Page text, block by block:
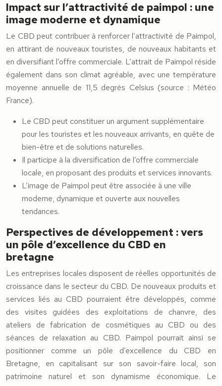
Impact sur l’attractivité de paimpol : une
image moderne et dynamique
Le CBD peut contribuer à renforcer l’attractivité de Paimpol,
en attirant de nouveaux touristes, de nouveaux habitants et
en diversifiant l’offre commerciale. L’attrait de Paimpol réside
également dans son climat agréable, avec une température
moyenne annuelle de 11,5 degrés Celsius (source : Météo
France).
Le CBD peut constituer un argument supplémentaire
pour les touristes et les nouveaux arrivants, en quête de
bien-être et de solutions naturelles.
Il participe à la diversification de l’offre commerciale
locale, en proposant des produits et services innovants.
L’image de Paimpol peut être associée à une ville
moderne, dynamique et ouverte aux nouvelles
tendances.
Perspectives de développement : vers
un pôle d’excellence du CBD en
bretagne
Les entreprises locales disposent de réelles opportunités de
croissance dans le secteur du CBD. De nouveaux produits et
services liés au CBD pourraient être développés, comme
des visites guidées des exploitations de chanvre, des
ateliers de fabrication de cosmétiques au CBD ou des
séances de relaxation au CBD. Paimpol pourrait ainsi se
positionner comme un pôle d’excellence du CBD en
Bretagne, en capitalisant sur son savoir-faire local, son
patrimoine naturel et son dynamisme économique. Le